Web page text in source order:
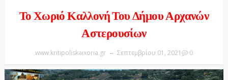
Το Χωριό Καλλονή Του Δήμου Αρχανών
Αστερουσίων
www.kritipoliskaixoria.gr Σεπτεμβρίου 01, 2021 0